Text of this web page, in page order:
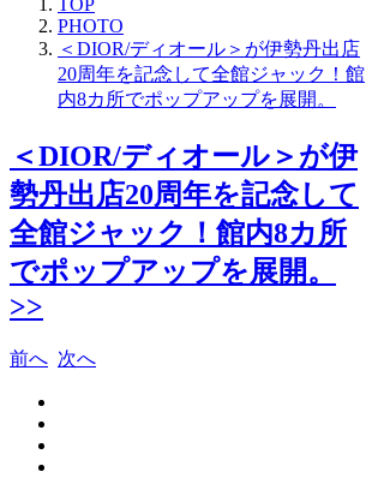
PHOTO
＜DIOR/ディオール＞が伊勢丹出店
20周年を記念して全館ジャック！館
内8カ所でポップアップを展開。
＜DIOR/ディオール＞が伊
勢丹出店20周年を記念して
全館ジャック！館内8カ所
でポップアップを展開。
>>
前へ 次へ